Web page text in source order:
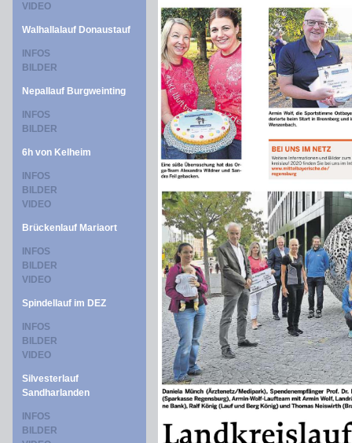
VIDEO
Walhallalauf Donaustauf
INFOS
BILDER
Nepallauf Burgweinting
INFOS
BILDER
6h von Kelheim
INFOS
BILDER
VIDEO
Brückenlauf Mariaort
INFOS
BILDER
VIDEO
Spindellauf im DEZ
INFOS
BILDER
VIDEO
Silvesterlauf
Sandharlanden
INFOS
BILDER